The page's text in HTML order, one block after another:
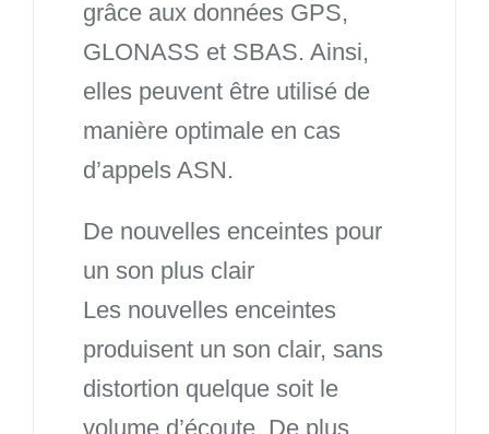
grâce aux données GPS,
GLONASS et SBAS. Ainsi,
elles peuvent être utilisé de
manière optimale en cas
d’appels ASN.
De nouvelles enceintes pour
un son plus clair
Les nouvelles enceintes
produisent un son clair, sans
distortion quelque soit le
volume d’écoute. De plus,